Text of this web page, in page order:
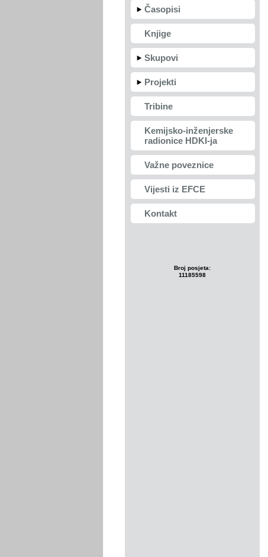
Časopisi
Knjige
Skupovi
Projekti
Tribine
Kemijsko-inženjerske
radionice HDKI-ja
Važne poveznice
Vijesti iz EFCE
Kontakt
Broj posjeta:
11185598